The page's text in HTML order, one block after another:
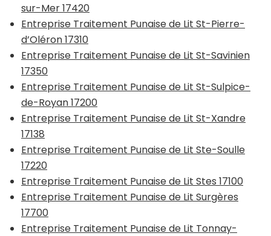
sur-Mer 17420
Entreprise Traitement Punaise de Lit St-Pierre-
d’Oléron 17310
Entreprise Traitement Punaise de Lit St-Savinien
17350
Entreprise Traitement Punaise de Lit St-Sulpice-
de-Royan 17200
Entreprise Traitement Punaise de Lit St-Xandre
17138
Entreprise Traitement Punaise de Lit Ste-Soulle
17220
Entreprise Traitement Punaise de Lit Stes 17100
Entreprise Traitement Punaise de Lit Surgères
17700
Entreprise Traitement Punaise de Lit Tonnay-